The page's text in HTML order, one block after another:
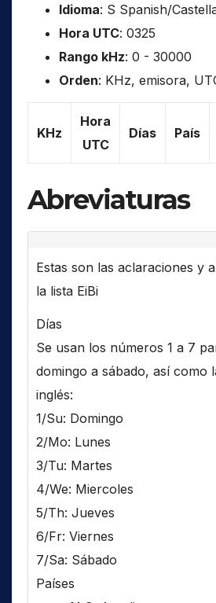
Idioma: S Spanish/
Hora UTC: 0325
Rango kHz: 0 - 30000
Orden: KHz, emisora,
KHz
Hora
UTC
Días País
Abreviaturas
Estas son las aclaraciones y
la lista EiBi
Días
Se usan los números 1 a 7
domingo a sábado, así como
inglés:
1/Su: Domingo
2/Mo: Lunes
3/Tu: Martes
4/We: Miercoles
5/Th: Jueves
6/Fr: Viernes
7/Sa: Sábado
Países